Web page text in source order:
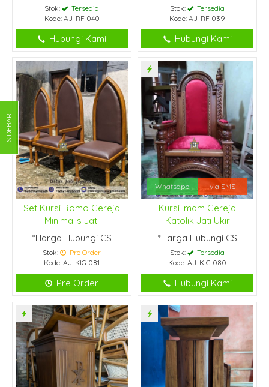
Stok:
Tersedia
Kode: AJ-RF 040
Hubungi Kami
Stok:
Tersedia
Kode: AJ-RF 039
Hubungi Kami
Set Kursi Romo Gereja
Minimalis Jati
*Harga Hubungi CS
Stok:
Pre Order
Kode: AJ-KIG 081
Pre Order
Whatsapp via SMS
Kursi Imam Gereja
Katolik Jati Ukir
*Harga Hubungi CS
Stok:
Tersedia
Kode: AJ-KIG 080
Hubungi Kami
SIDEBAR